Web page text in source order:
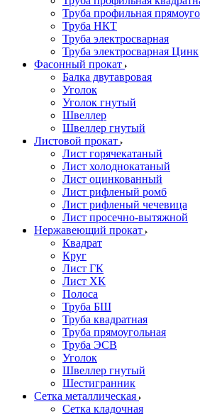
Труба профильная
Труба НКТ
Труба электросварная
Труба электросварная Цинк
Фасонный прокат
Балка двутавровая
Уголок
Уголок гнутый
Швеллер
Швеллер гнутый
Листовой прокат
Лист горячекатаный
Лист холоднокатаный
Лист оцинкованный
Лист рифленый ромб
Лист рифленый чечевица
Лист просечно-вытяжной
Нержавеющий прокат
Квадрат
Круг
Лист ГК
Лист ХК
Полоса
Труба БШ
Труба квадратная
Труба прямоугольная
Труба ЭСВ
Уголок
Швеллер гнутый
Шестигранник
Сетка металлическая
Сетка кладочная